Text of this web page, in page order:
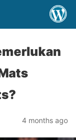
4 months ago